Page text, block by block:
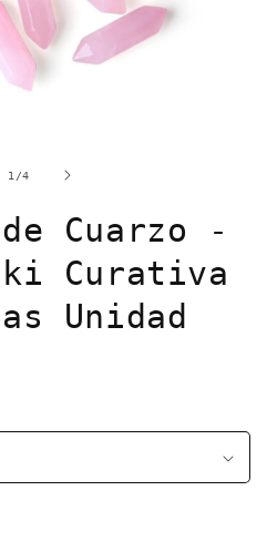
1 /de
4
Cuarzo -
Curativa
Unidad